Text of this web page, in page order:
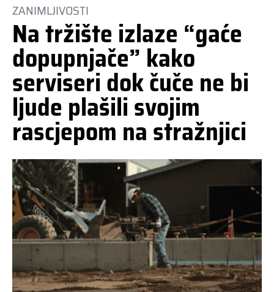
ZANIMLJIVOSTI
Na tržište izlaze “gaće
dopupnjače” kako
serviseri dok čuče ne bi
ljude plašili svojim
rascjepom na stražnjici